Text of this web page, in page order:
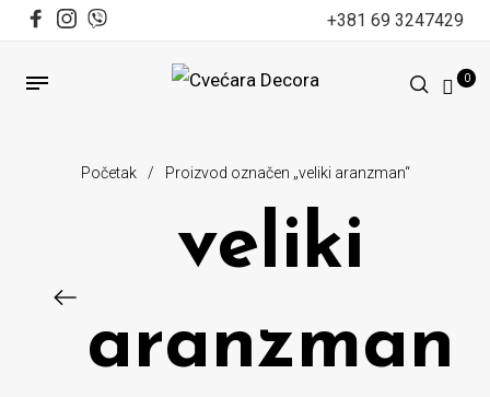
+381 69 3247429
0
Početak / Proizvod označen „veliki aranzman“
veliki
aranzman